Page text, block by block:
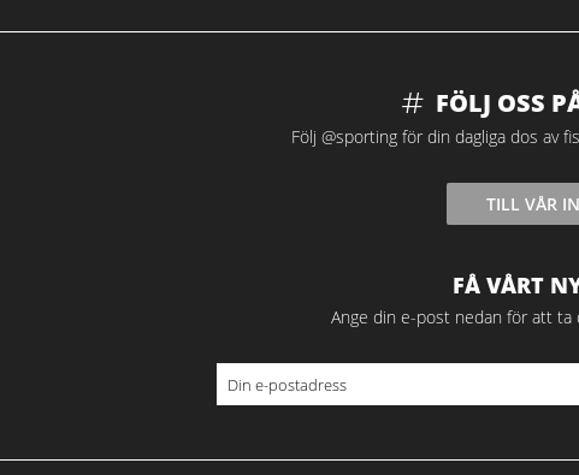
FÖLJ OSS
Följ @sporting för din dagliga dos av
TILL VÅR
FÅ VÅRT
Ange din e-post nedan för att